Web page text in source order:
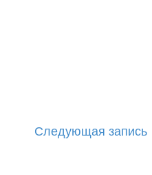
Следующая запись